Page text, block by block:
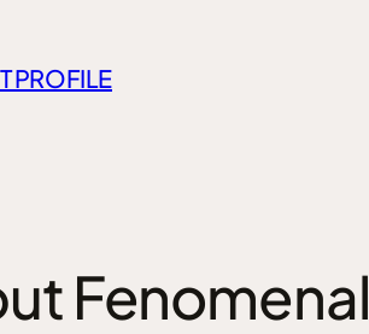
PROFILE
Fenomenal